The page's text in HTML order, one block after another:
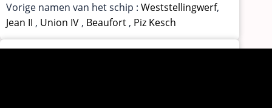
Vorige namen van het schip : Weststellingwerf,
Jean II , Union IV , Beaufort , Piz Kesch